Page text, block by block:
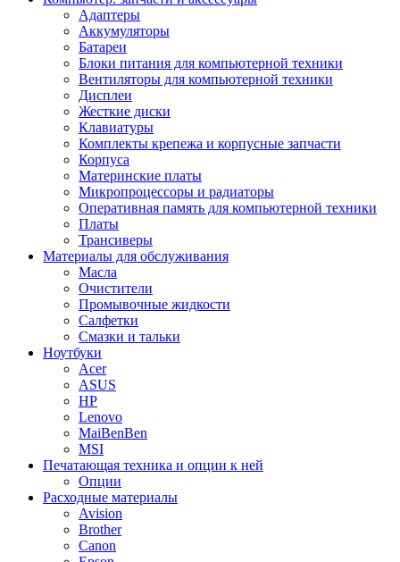
Адаптеры
Аккумуляторы
Батареи
Блоки питания для компьютерной техники
Вентиляторы для компьютерной техники
Дисплеи
Жесткие диски
Клавиатуры
Комплекты крепежа и корпусные запчасти
Корпуса
Материнские платы
Микропроцессоры и радиаторы
Оперативная память для компьютерной техники
Платы
Трансиверы
Материалы для обслуживания
Масла
Очистители
Промывочные жидкости
Салфетки
Смазки и тальки
Ноутбуки
Acer
ASUS
HP
Lenovo
MaiBenBen
MSI
Печатающая техника и опции к ней
Опции
Расходные материалы
Avision
Brother
Canon